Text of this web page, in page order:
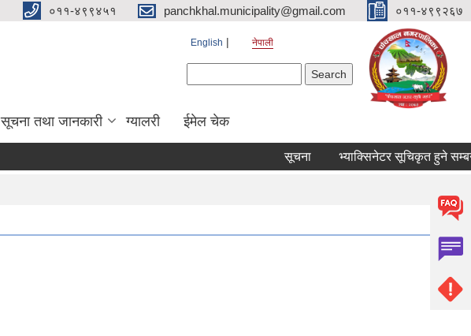
०११-४९९४५१ panchkhal.municipality@gmail.com ०११-४९९२६७
English नेपाली
सूचना तथा जानकारी ग्यालरी ईमेल चेक
भ्याक्सिनेटर सूचिकृत हुने सम्बन्धमा।